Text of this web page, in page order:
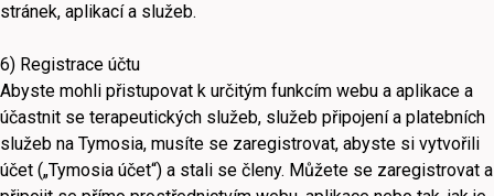
stránek, aplikací a služeb.
6) Registrace účtu
Abyste mohli přistupovat k určitým funkcím webu a aplikace a
účastnit se terapeutických služeb, služeb připojení a platebních
služeb na Tymosia, musíte se zaregistrovat, abyste si vytvořili
účet („Tymosia účet“) a stali se členy. Můžete se zaregistrovat a